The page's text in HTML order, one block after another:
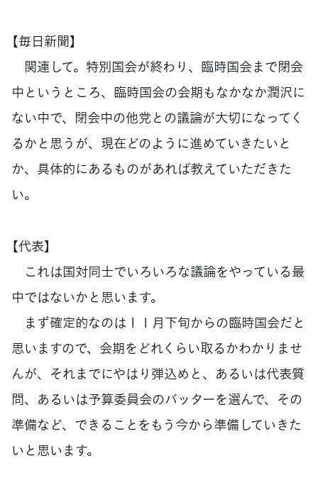
【毎日新聞】
関連して。特別国会が終わり、臨時国会まで閉会
中というところ、臨時国会の会期もなかなか潤沢に
ない中で、閉会中の他党との議論が大切になってく
るかと思うが、現在どのように進めていきたいと
か、具体的にあるものがあれば教えていただきた
い。
【代表】
これは国対同士でいろいろな議論をやっている最
中ではないかと思います。
まず確定的なのは１１月下旬からの臨時国会だと
思いますので、会期をどれくらい取るかわかりませ
んが、それまでにやはり弾込めと、あるいは代表質
問、あるいは予算委員会のバッターを選んで、その
準備など、できることをもう今から準備していきた
いと思います。